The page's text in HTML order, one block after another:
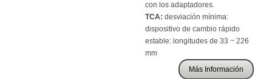
con los adaptadores.
TCA: desviación mínima:
dispositivo de cambio rápido
estable: longitudes de 33 ~ 226
mm
Más Información